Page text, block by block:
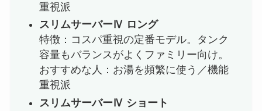
重視派
スリムサーバーⅣ ロング
特徴：コスパ重視の定番モデル。タンク
容量もバランスがよくファミリー向け。
おすすめな人：お湯を頻繁に使う／機能
重視派
スリムサーバーⅣ ショート